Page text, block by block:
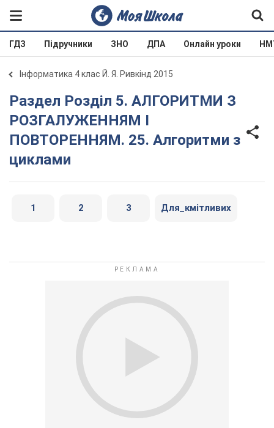
ГДЗ Підручники ЗНО ДПА Онлайн уроки
Інформатика 4 клас Й. Я. Ривкінд 2015
Раздел Розділ 5. АЛГОРИТМИ З
РОЗГАЛУЖЕННЯМ І
ПОВТОРЕННЯМ. 25. Алгоритми з
циклами
1 2 3 Для_кмітливих